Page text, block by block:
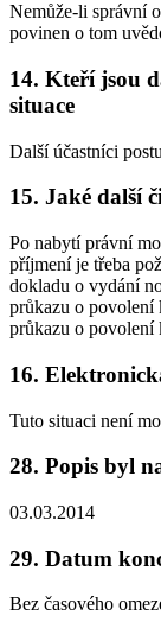
Nemůže-li správní
povinen o tom
14. Kteří jsou
situace
Další účastníci
15. Jaké další
Po nabytí právní
příjmení je třeba
dokladu o vydání
průkazu o povolení
průkazu o povolení
16.
Tuto situaci není
28. Popis byl
03.03.2014
29. Datum
Bez časového